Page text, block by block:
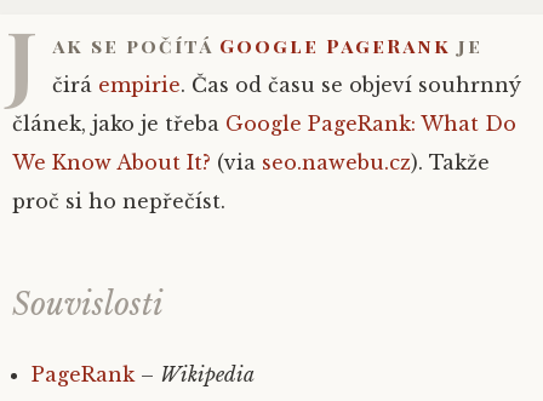
J ak se počítá Google PageRank je
čirá empirie. Čas od času se objeví souhrnný
článek, jako je třeba Google PageRank: What Do
We Know About It? (via seo.nawebu.cz). Takže
proč si ho nepřečíst.
Souvislosti
PageRank– Wikipedia